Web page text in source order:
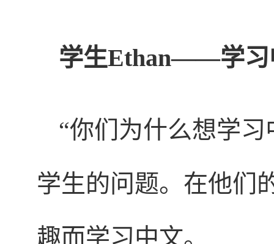
学生Ethan——学习
“你们为什么想学
学生的问题。在他们
趣而学习中文。